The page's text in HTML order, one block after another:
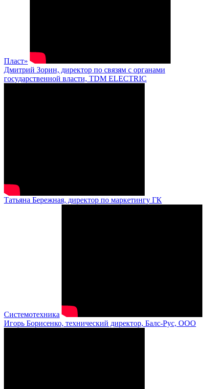
Пласт»
Дмитрий Зорин, директор по связям с органами
государственной власти, TDM ELECTRIC
Татьяна Бережная, директор по маркетингу ГК
Системотехника
Игорь Борисенко, технический директор, Балс-Рус, ООО